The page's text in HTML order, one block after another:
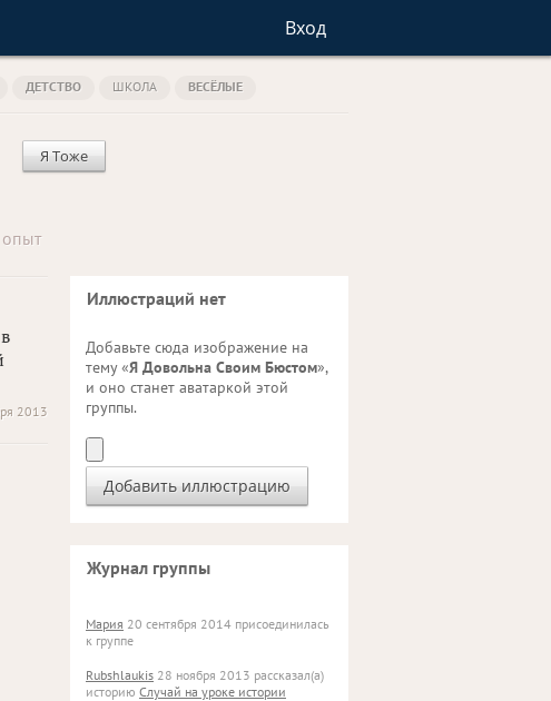
Вход
ДЕТСТВО ШКОЛА ВЕСЁЛЫЕ
Я Тоже
2013
Иллюстраций нет
Добавьте сюда изображение на
тему «Я Довольна Своим Бюстом»,
и оно станет аватаркой этой
группы.
Журнал группы
Мария 20 сентября 2014 присоединилась
к группе
Rubshlaukis 28 ноября 2013 рассказал(а)
историю Случай на уроке истории